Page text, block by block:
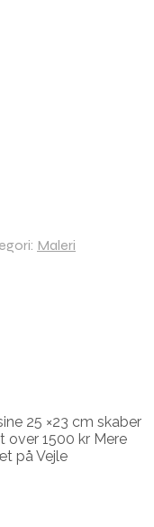
Maleri
25 ×23 cm skaber
1500 kr Mere
på Vejle